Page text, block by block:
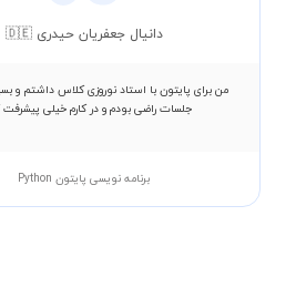
دانیال جعفریان حیدری 🇩🇪
من برای پایتون با استاد نوروزی کلاس داشتم و
جلسات راضی بودم و در کارم خیلی پیشرفت
برنامه نویسی پایتون Python